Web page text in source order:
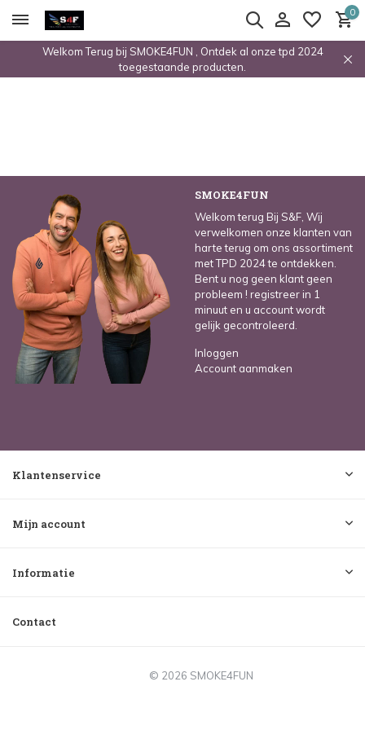
0
Welkom Terug bij SMOKE4FUN , Ontdek al onze tpd 2024
toegestaande producten.
SMOKE4FUN
Welkom terug Bij S&F, Wij
verwelkomen onze klanten van
harte terug om ons assortiment
met TPD 2024 te ontdekken.
Bent u nog geen klant geen
probleem ! registreer in 1
minuut en u account wordt
gelijk gecontroleerd.
Inloggen
Account aanmaken
Klantenservice
Mijn account
Informatie
Contact
© 2026 SMOKE4FUN